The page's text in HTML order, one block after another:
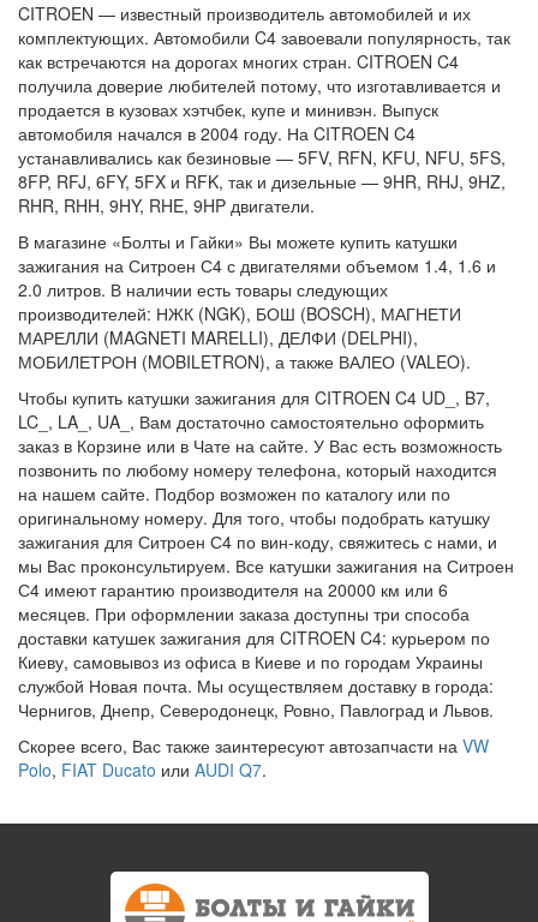
CITROEN — известный производитель автомобилей и их
комплектующих. Автомобили C4 завоевали популярность, так
как встречаются на дорогах многих стран. CITROEN C4
получила доверие любителей потому, что изготавливается и
продается в кузовах хэтчбек, купе и минивэн. Выпуск
автомобиля начался в 2004 году. На CITROEN C4
устанавливались как безиновые — 5FV, RFN, KFU, NFU, 5FS,
8FP, RFJ, 6FY, 5FX и RFK, так и дизельные — 9HR, RHJ, 9HZ,
RHR, RHH, 9HY, RHE, 9HP двигатели.
В магазине «Болты и Гайки» Вы можете купить катушки
зажигания на Ситроен С4 с двигателями объемом 1.4, 1.6 и
2.0 литров. В наличии есть товары следующих
производителей: НЖК (NGK), БОШ (BOSCH), МАГНЕТИ
МАРЕЛЛИ (MAGNETI MARELLI), ДЕЛФИ (DELPHI),
МОБИЛЕТРОН (MOBILETRON), а также ВАЛЕО (VALEO).
Чтобы купить катушки зажигания для CITROEN C4 UD_, B7,
LC_, LA_, UA_, Вам достаточно самостоятельно оформить
заказ в Корзине или в Чате на сайте. У Вас есть возможность
позвонить по любому номеру телефона, который находится
на нашем сайте. Подбор возможен по каталогу или по
оригинальному номеру. Для того, чтобы подобрать катушку
зажигания для Ситроен С4 по вин-коду, свяжитесь с нами, и
мы Вас проконсультируем. Все катушки зажигания на Ситроен
С4 имеют гарантию производителя на 20000 км или 6
месяцев. При оформлении заказа доступны три способа
доставки катушек зажигания для CITROEN C4: курьером по
Киеву, самовывоз из офиса в Киеве и по городам Украины
службой Новая почта. Мы осуществляем доставку в города:
Чернигов, Днепр, Северодонецк, Ровно, Павлоград и Львов.
Скорее всего, Вас также заинтересуют автозапчасти на VW
Polo, FIAT Ducato или AUDI Q7.